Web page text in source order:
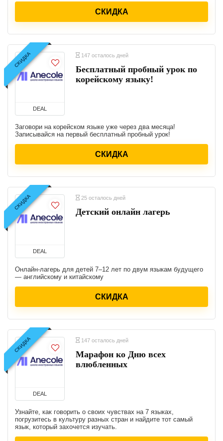
СКИДКА
СКИДКА
DEAL
147 осталось дней
Бесплатный пробный урок по
корейскому языку!
Заговори на корейском языке уже через два месяца!
Записывайся на первый бесплатный пробный урок!
СКИДКА
СКИДКА
DEAL
25 осталось дней
Детский онлайн лагерь
Онлайн-лагерь для детей 7–12 лет по двум языкам будущего
— английскому и китайскому
СКИДКА
СКИДКА
DEAL
147 осталось дней
Марафон ко Дню всех
влюбленных
Узнайте, как говорить о своих чувствах на 7 языках,
погрузитесь в культуру разных стран и найдите тот самый
язык, который захочется изучать.